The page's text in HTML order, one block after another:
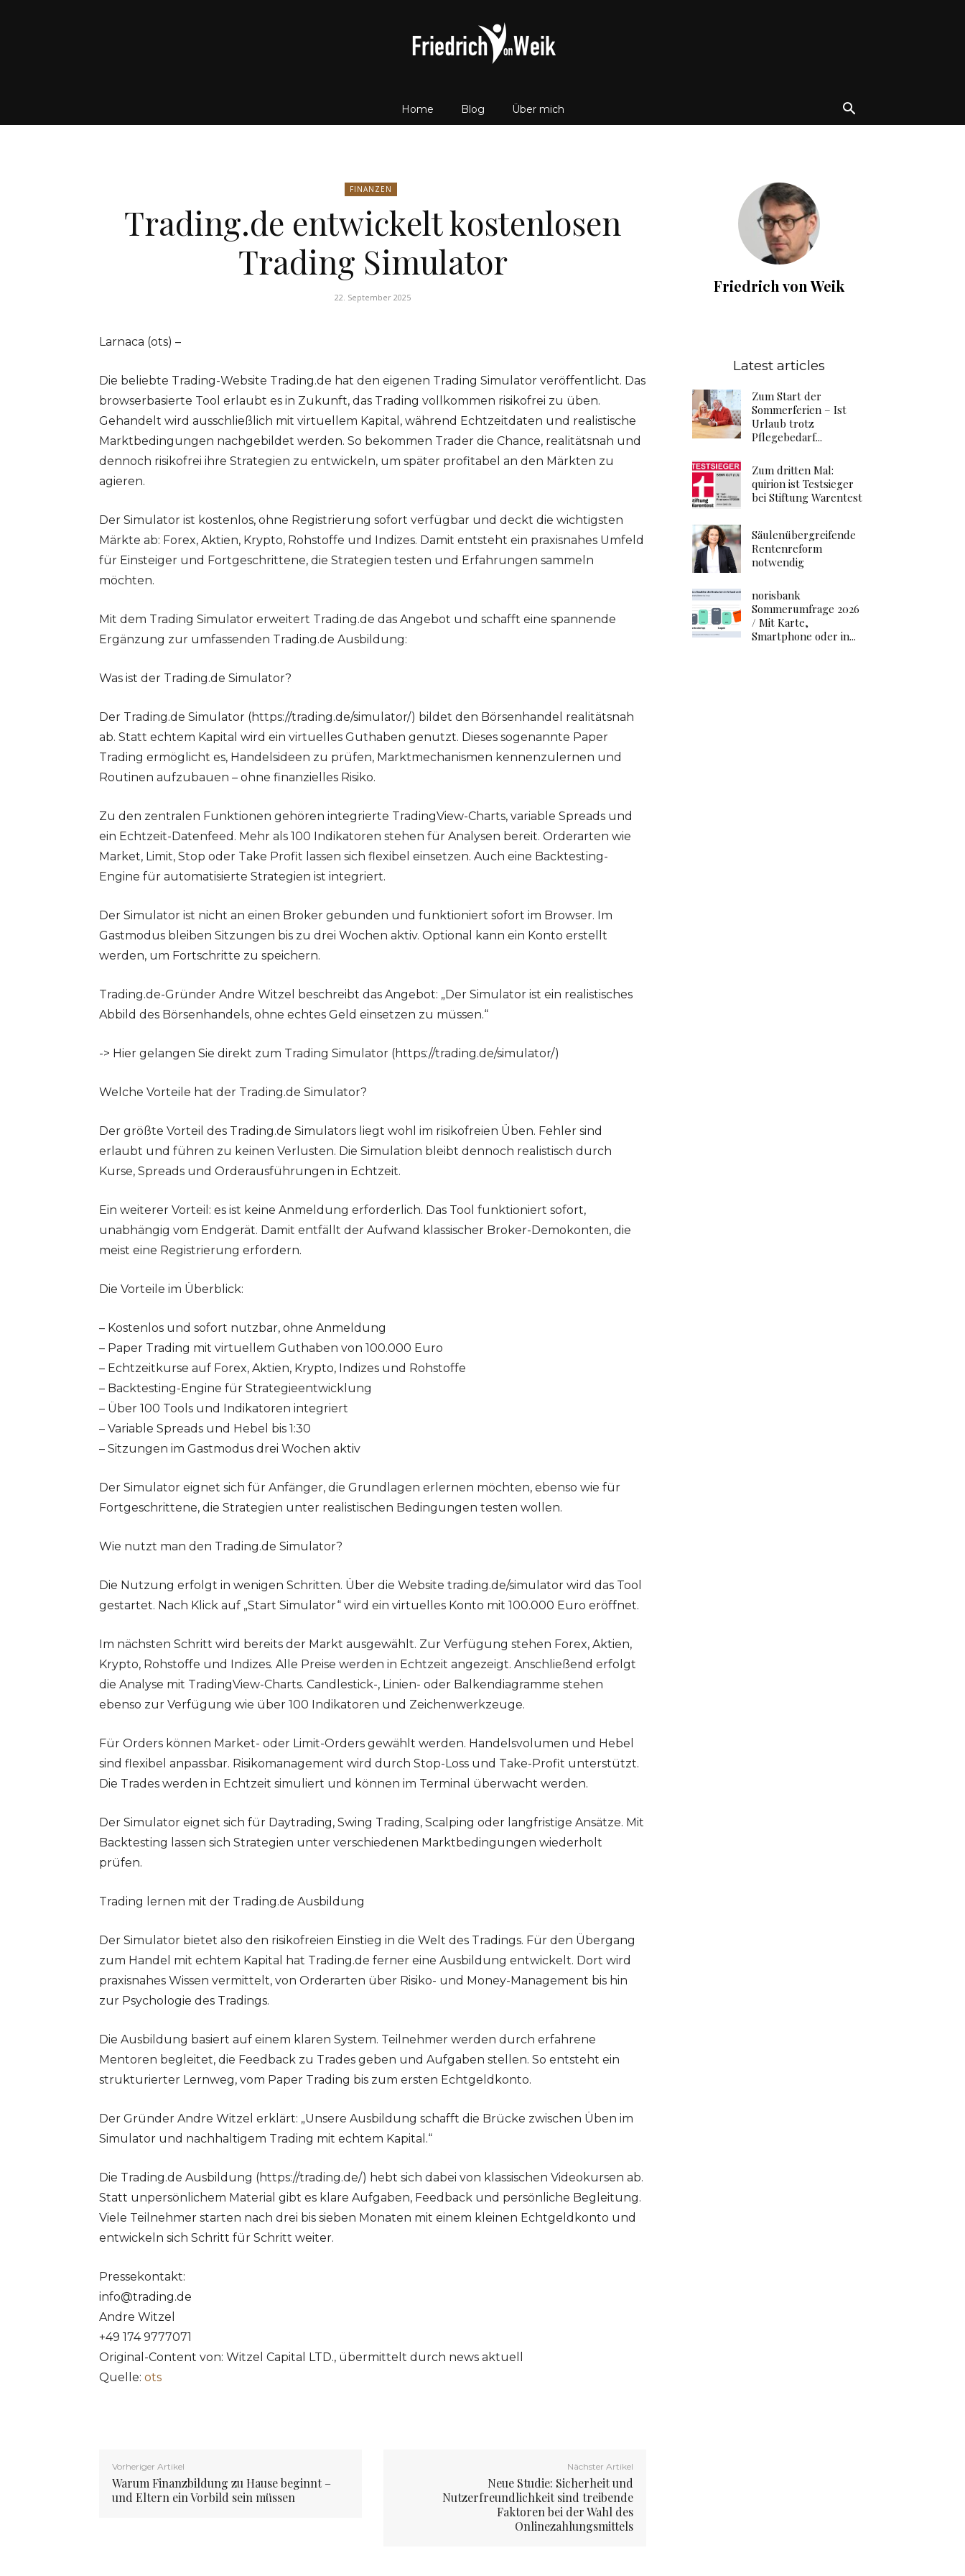
Friedrich
von
Home Blog Über mich
FINANZEN
Trading.de entwickelt kostenlosen
Trading Simulator
22. September 2025
Larnaca (ots) –
Die beliebte Trading-Website Trading.de hat den eigenen Trading Simulator veröffentlicht. Das
browserbasierte Tool erlaubt es in Zukunft, das Trading vollkommen risikofrei zu üben.
Gehandelt wird ausschließlich mit virtuellem Kapital, während Echtzeitdaten und realistische
Marktbedingungen nachgebildet werden. So bekommen Trader die Chance, realitätsnah und
dennoch risikofrei ihre Strategien zu entwickeln, um später profitabel an den Märkten zu
agieren.
Der Simulator ist kostenlos, ohne Registrierung sofort verfügbar und deckt die wichtigsten
Märkte ab: Forex, Aktien, Krypto, Rohstoffe und Indizes. Damit entsteht ein praxisnahes Umfeld
für Einsteiger und Fortgeschrittene, die Strategien testen und Erfahrungen sammeln
möchten.
Mit dem Trading Simulator erweitert Trading.de das Angebot und schafft eine spannende
Ergänzung zur umfassenden Trading.de Ausbildung:
Was ist der Trading.de Simulator?
Der Trading.de Simulator (https://trading.de/simulator/) bildet den Börsenhandel realitätsnah
ab. Statt echtem Kapital wird ein virtuelles Guthaben genutzt. Dieses sogenannte Paper
Trading ermöglicht es, Handelsideen zu prüfen, Marktmechanismen kennenzulernen und
Routinen aufzubauen – ohne finanzielles Risiko.
Zu den zentralen Funktionen gehören integrierte TradingView-Charts, variable Spreads und
ein Echtzeit-Datenfeed. Mehr als 100 Indikatoren stehen für Analysen bereit. Orderarten wie
Market, Limit, Stop oder Take Profit lassen sich flexibel einsetzen. Auch eine Backtesting-
Engine für automatisierte Strategien ist integriert.
Der Simulator ist nicht an einen Broker gebunden und funktioniert sofort im Browser. Im
Gastmodus bleiben Sitzungen bis zu drei Wochen aktiv. Optional kann ein Konto erstellt
werden, um Fortschritte zu speichern.
Trading.de-Gründer Andre Witzel beschreibt das Angebot: „Der Simulator ist ein realistisches
Abbild des Börsenhandels, ohne echtes Geld einsetzen zu müssen.“
-> Hier gelangen Sie direkt zum Trading Simulator (https://trading.de/simulator/)
Welche Vorteile hat der Trading.de Simulator?
Der größte Vorteil des Trading.de Simulators liegt wohl im risikofreien Üben. Fehler sind
erlaubt und führen zu keinen Verlusten. Die Simulation bleibt dennoch realistisch durch
Kurse, Spreads und Orderausführungen in Echtzeit.
Ein weiterer Vorteil: es ist keine Anmeldung erforderlich. Das Tool funktioniert sofort,
unabhängig vom Endgerät. Damit entfällt der Aufwand klassischer Broker-Demokonten, die
meist eine Registrierung erfordern.
Die Vorteile im Überblick:
– Kostenlos und sofort nutzbar, ohne Anmeldung
– Paper Trading mit virtuellem Guthaben von 100.000 Euro
– Echtzeitkurse auf Forex, Aktien, Krypto, Indizes und Rohstoffe
– Backtesting-Engine für Strategieentwicklung
– Über 100 Tools und Indikatoren integriert
– Variable Spreads und Hebel bis 1:30
– Sitzungen im Gastmodus drei Wochen aktiv
Der Simulator eignet sich für Anfänger, die Grundlagen erlernen möchten, ebenso wie für
Fortgeschrittene, die Strategien unter realistischen Bedingungen testen wollen.
Wie nutzt man den Trading.de Simulator?
Die Nutzung erfolgt in wenigen Schritten. Über die Website trading.de/simulator wird das Tool
gestartet. Nach Klick auf „Start Simulator“ wird ein virtuelles Konto mit 100.000 Euro eröffnet.
Im nächsten Schritt wird bereits der Markt ausgewählt. Zur Verfügung stehen Forex, Aktien,
Krypto, Rohstoffe und Indizes. Alle Preise werden in Echtzeit angezeigt. Anschließend erfolgt
die Analyse mit TradingView-Charts. Candlestick-, Linien- oder Balkendiagramme stehen
ebenso zur Verfügung wie über 100 Indikatoren und Zeichenwerkzeuge.
Für Orders können Market- oder Limit-Orders gewählt werden. Handelsvolumen und Hebel
sind flexibel anpassbar. Risikomanagement wird durch Stop-Loss und Take-Profit unterstützt.
Die Trades werden in Echtzeit simuliert und können im Terminal überwacht werden.
Der Simulator eignet sich für Daytrading, Swing Trading, Scalping oder langfristige Ansätze. Mit
Backtesting lassen sich Strategien unter verschiedenen Marktbedingungen wiederholt
prüfen.
Trading lernen mit der Trading.de Ausbildung
Der Simulator bietet also den risikofreien Einstieg in die Welt des Tradings. Für den Übergang
zum Handel mit echtem Kapital hat Trading.de ferner eine Ausbildung entwickelt. Dort wird
praxisnahes Wissen vermittelt, von Orderarten über Risiko- und Money-Management bis hin
zur Psychologie des Tradings.
Die Ausbildung basiert auf einem klaren System. Teilnehmer werden durch erfahrene
Mentoren begleitet, die Feedback zu Trades geben und Aufgaben stellen. So entsteht ein
strukturierter Lernweg, vom Paper Trading bis zum ersten Echtgeldkonto.
Der Gründer Andre Witzel erklärt: „Unsere Ausbildung schafft die Brücke zwischen Üben im
Simulator und nachhaltigem Trading mit echtem Kapital.“
Die Trading.de Ausbildung (https://trading.de/) hebt sich dabei von klassischen Videokursen ab.
Statt unpersönlichem Material gibt es klare Aufgaben, Feedback und persönliche Begleitung.
Viele Teilnehmer starten nach drei bis sieben Monaten mit einem kleinen Echtgeldkonto und
entwickeln sich Schritt für Schritt weiter.
Pressekontakt:
info@trading.de
Andre Witzel
+49 174 9777071
Original-Content von: Witzel Capital LTD., übermittelt durch news aktuell
Quelle: ots
Vorheriger Artikel
Warum Finanzbildung zu Hause beginnt –
und Eltern ein Vorbild sein müssen
Nächster Artikel
Neue Studie: Sicherheit und
Nutzerfreundlichkeit sind treibende
Faktoren bei der Wahl des
Onlinezahlungsmittels
Friedrich von Weik
Latest articles
Zum Start der
Sommerferien – Ist
Urlaub trotz
Pflegebedarf...
Zum dritten Mal:
quirion ist Testsieger
bei Stiftung Warentest
Säulenübergreifende
Rentenreform
notwendig
norisbank
Sommerumfrage 2026
/ Mit Karte,
Smartphone oder in...